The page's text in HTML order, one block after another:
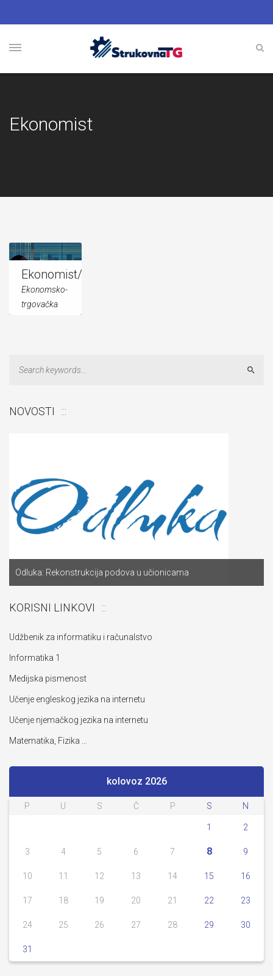
Ekonomist
Ekonomist/Ekonomistica
Ekonomsko-
trgovačka
title="Nast...
NOVOSTI
Odluka: Rekonstrukcija podova u učionicama
KORISNI LINKOVI
Udžbenik za informatiku i računalstvo
Informatika 1
Medijska pismenost
Učenje engleskog jezika na internetu
Učenje njemačkog jezika na internetu
Matematika, Fizika …
kolovoz 2026
P U S Č P S N
1 2
3 4 5 6 7 8 9
10 11 12 13 14 15 16
17 18 19 20 21 22 23
24 25 26 27 28 29 30
31